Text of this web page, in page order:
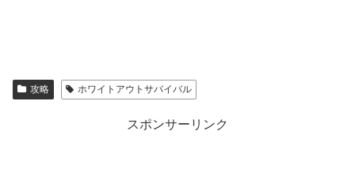
攻略 ホワイトアウトサバイバル
スポンサーリンク